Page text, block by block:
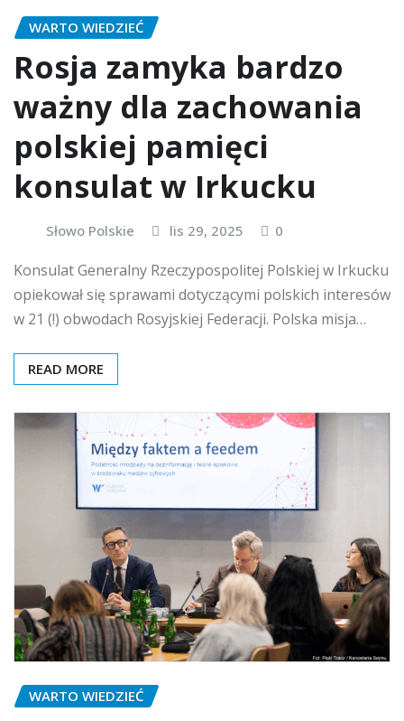
WARTO WIEDZIEĆ
Rosja zamyka bardzo
ważny dla zachowania
polskiej pamięci
konsulat w Irkucku
Słowo Polskie lis 29, 2025 0
Konsulat Generalny Rzeczypospolitej Polskiej w Irkucku
opiekował się sprawami dotyczącymi polskich interesów
w 21 (!) obwodach Rosyjskiej Federacji. Polska misja…
READ MORE
WARTO WIEDZIEĆ